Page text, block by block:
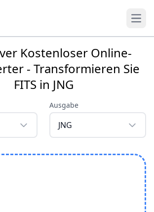
Kostenloser Online-
- Transformieren Sie
FITS in JNG
Ausgabe
JNG